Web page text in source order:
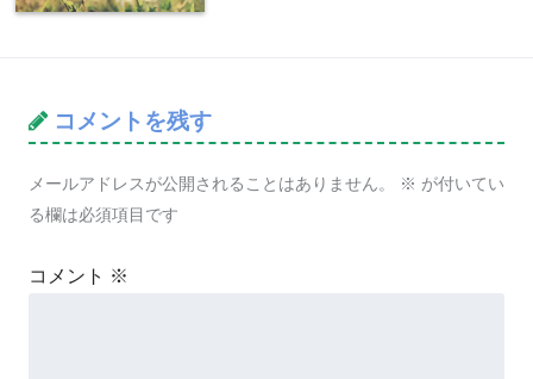
コメントを残す
メールアドレスが公開されることはありません。 ※ が付いてい
る欄は必須項目です
コメント ※